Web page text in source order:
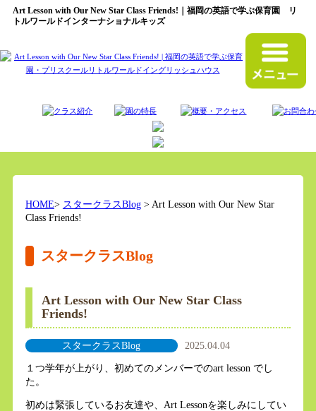
Art Lesson with Our New Star Class Friends!｜福岡の英語で学ぶ保育園 リ
トルワールドインターナショナルキッズ
HOME> スタークラスBlog> Art Lesson with Our New Star
Class Friends!
スタークラスBlog
Art Lesson with Our New Star Class
Friends!
スタークラスBlog 2025.04.04
１つ学年が上がり、初めてのメンバーでのart lesson でし
た。
初めは緊張しているお友達や、Art Lessonを楽しみにしてい